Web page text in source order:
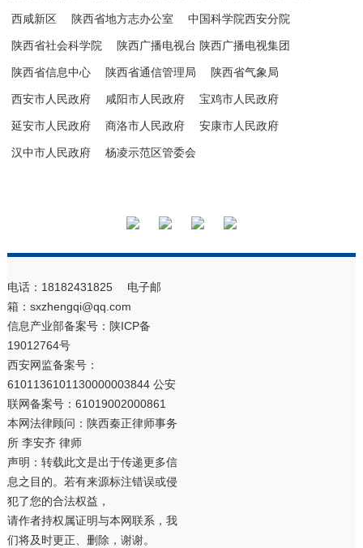
西咸新区 陕西省地方志办公室 中国科学院西安分院
陕西省社会科学院 陕西广播电视台 陕西广播电视集团
陕西省信息中心 陕西省通信管理局 陕西省气象局
西安市人民政府 咸阳市人民政府 宝鸡市人民政府
延安市人民政府 商洛市人民政府 安康市人民政府
汉中市人民政府 杨凌示范区管委会
电话：18182431825 电子邮
箱：sxzhengqi@qq.com
信息产业部备案号： 陕ICP备
19012764号
西安网监备案号：
6101136101130000003844 公安
联网备案号：61019002000861
本网法律顾问：陕西秦正律师事务
所 李安齐 律师
声明：转载此文是出于传递更多信
息之目的。若有来源标注错误或侵
犯了您的合法权益，
请作者持权属证明与本网联系，我
们将及时更正、删除，谢谢。